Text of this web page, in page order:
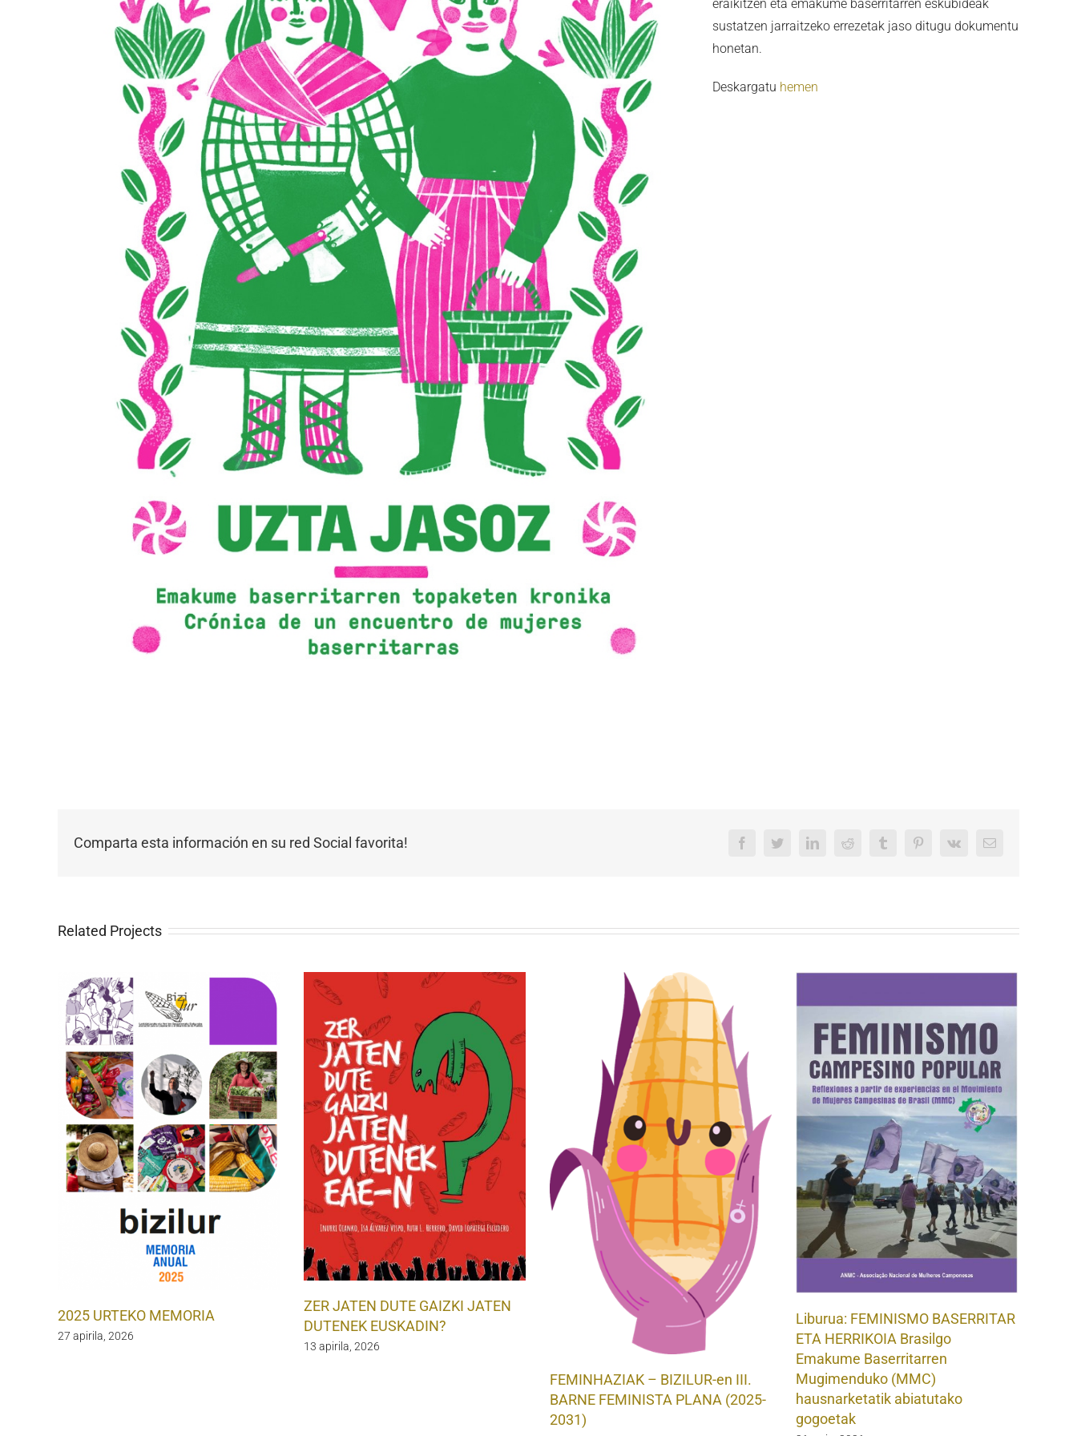
eraikitzen eta emakume baserritarren eskubideak
sustatzen jarraitzeko errezetak jaso ditugu dokumentu
honetan.
Deskargatu hemen
Comparta esta información en su red Social favorita! FacebookTwitterLinkedInReddit Tumblr PinterestVk Email
Related Projects
2025 URTEKO MEMORIA
27 apirila, 2026
ZER JATEN DUTE GAIZKI JATEN
DUTENEK EUSKADIN?
13 apirila, 2026
FEMINHAZIAK – BIZILUR-en III.
BARNE FEMINISTA PLANA (2025-
2031)
Liburua: FEMINISMO BASERRITAR
ETA HERRIKOIA Brasilgo
Emakume Baserritarren
Mugimenduko (MMC)
hausnarketatik abiatutako
gogoetak